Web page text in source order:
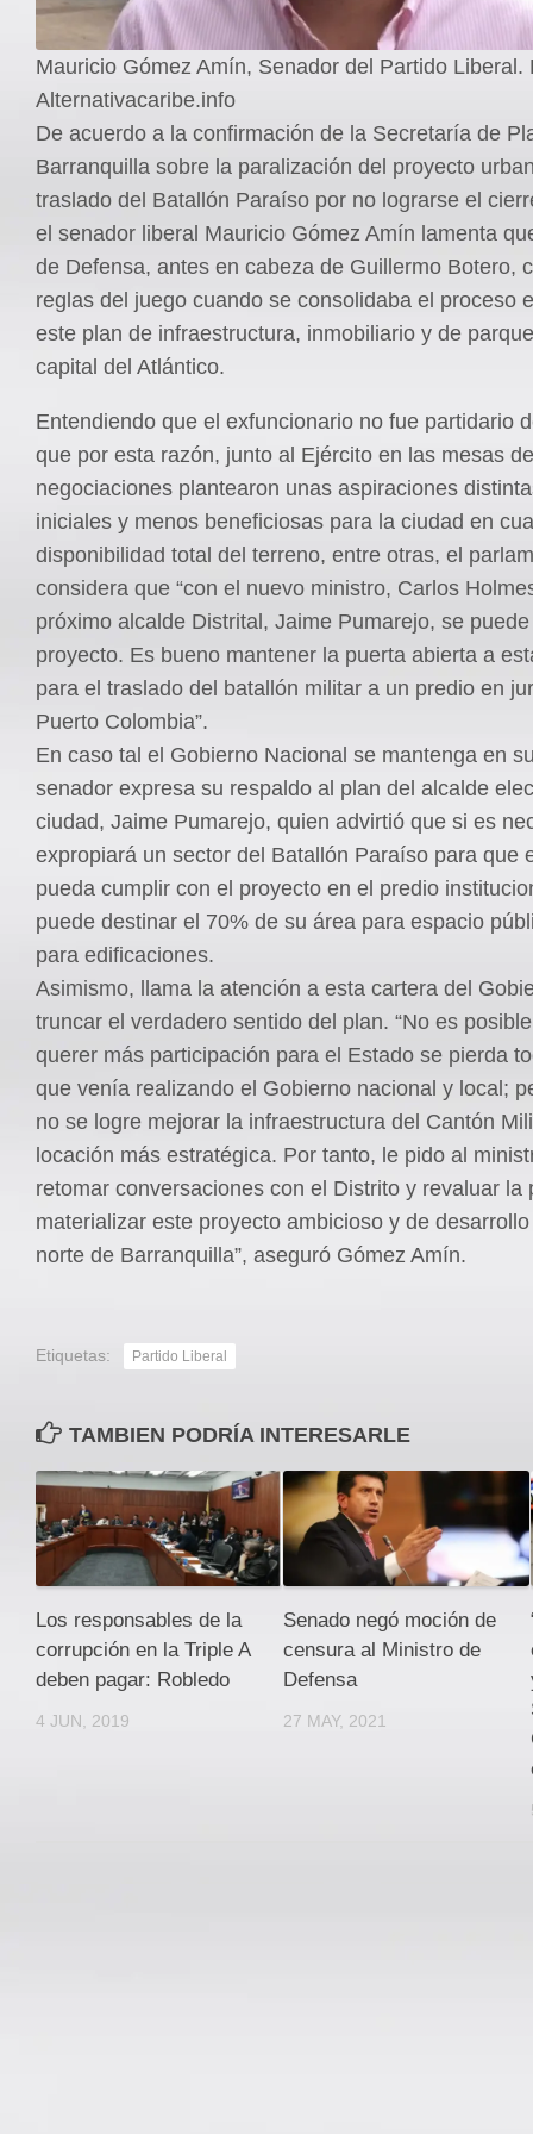
Mauricio Gómez Amín, Senador del Partido Liberal.
Alternativacaribe.info
De acuerdo a la confirmación de la Secretaría de
Barranquilla sobre la paralización del proyecto
traslado del Batallón Paraíso por no lograrse el
el senador liberal Mauricio Gómez Amín lamenta
de Defensa, antes en cabeza de Guillermo Botero,
reglas del juego cuando se consolidaba el proceso
este plan de infraestructura, inmobiliario y de
capital del Atlántico.
Entendiendo que el exfuncionario no fue partidario
que por esta razón, junto al Ejército en las mesas de
negociaciones plantearon unas aspiraciones
iniciales y menos beneficiosas para la ciudad en
disponibilidad total del terreno, entre otras, el
considera que “con el nuevo ministro, Carlos
próximo alcalde Distrital, Jaime Pumarejo, se
proyecto. Es bueno mantener la puerta abierta a
para el traslado del batallón militar a un predio en
Puerto Colombia”.
En caso tal el Gobierno Nacional se mantenga en
senador expresa su respaldo al plan del alcalde
ciudad, Jaime Pumarejo, quien advirtió que si es
expropiará un sector del Batallón Paraíso para que
pueda cumplir con el proyecto en el predio
puede destinar el 70% de su área para espacio
para edificaciones.
Asimismo, llama la atención a esta cartera del
truncar el verdadero sentido del plan. “No es
querer más participación para el Estado se pierda
que venía realizando el Gobierno nacional y local;
no se logre mejorar la infraestructura del Cantón
locación más estratégica. Por tanto, le pido al
retomar conversaciones con el Distrito y revaluar la
materializar este proyecto ambicioso y de
norte de Barranquilla”, aseguró Gómez Amín.
Etiquetas: Partido Liberal
TAMBIEN PODRÍA INTERESARLE
Los responsables de la
corrupción en la Triple A
deben pagar: Robledo
4 JUN, 2019
Senado negó moción de
censura al Ministro de
Defensa
27 MAY, 2021